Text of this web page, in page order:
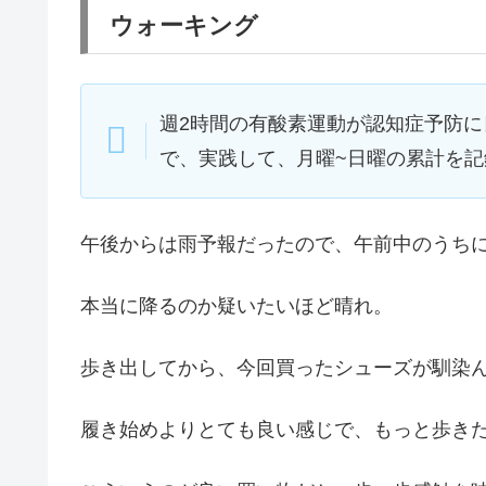
ウォーキング
週2時間の有酸素運動が認知症予防
で、実践して、月曜~日曜の累計を
午後からは雨予報だったので、午前中のうち
本当に降るのか疑いたいほど晴れ。
歩き出してから、今回買ったシューズが馴染
履き始めよりとても良い感じで、もっと歩き